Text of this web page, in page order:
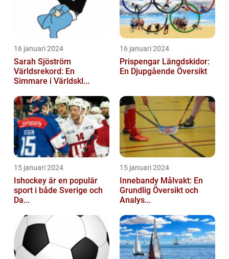
16 januari 2024
Sarah Sjöström
Världsrekord: En
Simmare i Världskl...
16 januari 2024
Prispengar Längdskidor:
En Djupgående Översikt
15 januari 2024
Ishockey är en populär
sport i både Sverige och
Da...
15 januari 2024
Innebandy Målvakt: En
Grundlig Översikt och
Analys...